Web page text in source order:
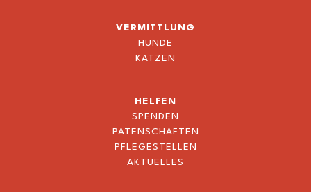
VERMITTLUNG
HUNDE
KATZEN
HELFEN
SPENDEN
PATENSCHAFTEN
PFLEGESTELLEN
AKTUELLES